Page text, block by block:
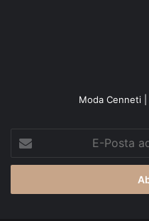
Moda Cenneti
Posta
adresinizi